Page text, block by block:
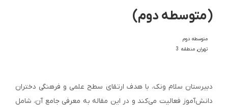
(متوسطه دوم)
متوسطه دوم
تهران, منطقه 3
دبیرستان سلام ونک، با هدف ارتقای سطح علمی و فرهنگی دختران
دانش‌آموز فعالیت می‌کند و در این مقاله به معرفی جامع آن، شامل